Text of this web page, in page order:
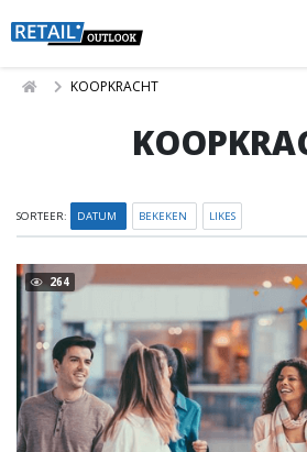
KOOPKRACHT
SORTEER: DATUM BEKEKEN LIKES
264